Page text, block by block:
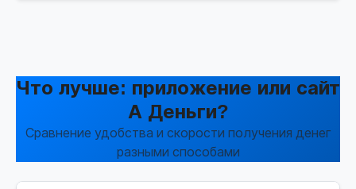
Что лучше: приложение или сайт
А Деньги?
Сравнение удобства и скорости получения денег
разными способами